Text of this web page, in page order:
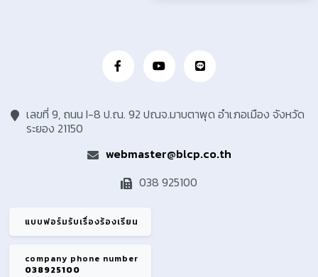
เลขที่ 9, ถนน I-8 ป.ณ. 92 ปณจ.มาบตาพุด อำเภอเมือง จังหวัด
ระยอง 21150
webmaster@blcp.co.th
038 925100
แบบฟอร์มรับเรื่องร้องเรียน
company phone number
038925100